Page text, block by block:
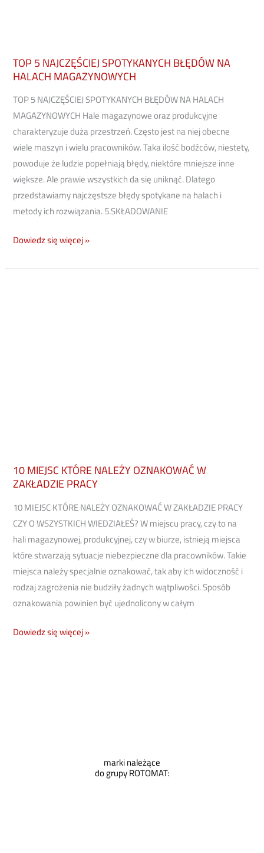
TOP 5 NAJCZĘŚCIEJ SPOTYKANYCH BŁĘDÓW NA
HALACH MAGAZYNOWYCH
TOP 5 NAJCZĘŚCIEJ SPOTYKANYCH BŁĘDÓW NA HALACH
MAGAZYNOWYCH Hale magazynowe oraz produkcyjne
charakteryzuje duża przestrzeń. Często jest na niej obecne
wiele maszyn i wielu pracowników. Taka ilość bodźców, niestety,
powoduje że ludzie popełniają błędy, niektóre mniejsze inne
większe. Ale prawie wszystkich da się uniknąć. Dlatego
przedstawiamy najczęstsze błędy spotykane na halach i
metody ich rozwiązania. 5.SKŁADOWANIE
Dowiedz się więcej »
10 MIEJSC KTÓRE NALEŻY OZNAKOWAĆ W
ZAKŁADZIE PRACY
10 MIEJSC KTÓRE NALEŻY OZNAKOWAĆ W ZAKŁADZIE PRACY
CZY O WSZYSTKICH WIEDZIAŁEŚ? W miejscu pracy, czy to na
hali magazynowej, produkcyjnej, czy w biurze, istnieją miejsca
które stwarzają sytuacje niebezpieczne dla pracowników. Takie
miejsca należy specjalnie oznakować, tak aby ich widoczność i
rodzaj zagrożenia nie budziły żadnych wątpliwości. Sposób
oznakowania powinien być ujednolicony w całym
Dowiedz się więcej »
marki należące
do grupy ROTOMAT: